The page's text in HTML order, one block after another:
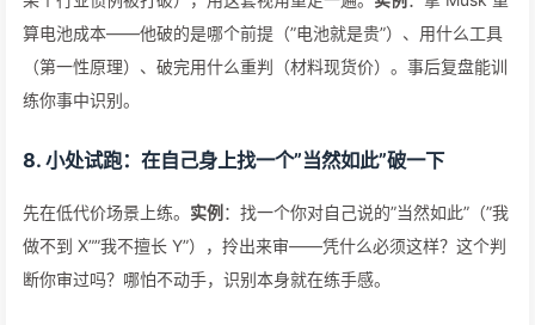
算电池成本——他破的是哪个前提（”电池就是贵”）、用什么工具
（第一性原理）、破完用什么重判（材料现货价）。事后复盘能训
练你事中识别。
8. 小处试跑：在自己身上找一个”当然如此”破一下
先在低代价场景上练。 实例 ：找一个你对自己说的”当然如此”（”我
做不到 X””我不擅长 Y”），拎出来审——凭什么必须这样？这个判
断你审过吗？哪怕不动手，识别本身就在练手感。